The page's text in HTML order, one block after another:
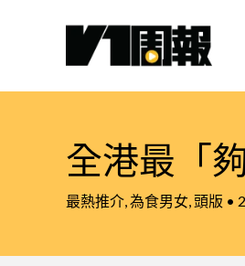
全港最「
最熱推介 為食男女 頭版 •